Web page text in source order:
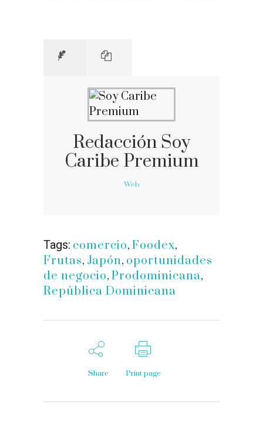
Redacción Soy
Caribe Premium
Web
Tags: comercio, Foodex,
Frutas, Japón, oportunidades
de negocio, Prodominicana,
República Dominicana
Share Print page